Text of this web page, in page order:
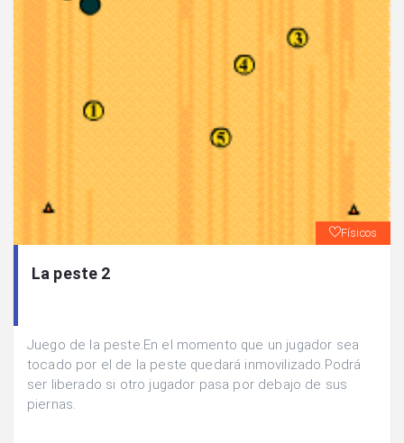
Físicos
La peste 2
Juego de la peste.En el momento que un jugador sea
tocado por el de la peste quedará inmovilizado.Podrá
ser liberado si otro jugador pasa por debajo de sus
piernas.